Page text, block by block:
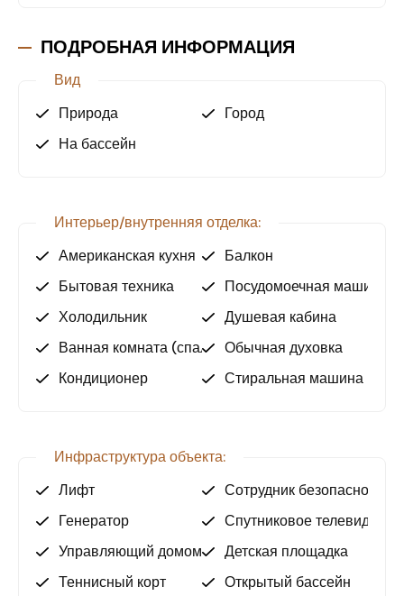
Современный интерьер, просторные комнаты и
идеальным вариантом для семейного
проживания или сдачи в аренду.
Инфраструктура жилого комплекса:
Теннисный корт
Фитнес-центрСауна
Турецкий хамам
Зона барбекю и пергола
Бар у бассейна
Круглосуточная охрана и служба ресепшн
Электрогенератор
Закрытая парковка
Управляющий комплексом
Преимущества местоположения:
1,1 км до моря
300 м до больницы
ПОДРОБНАЯ ИНФОРМАЦИЯ
Вид
Природа
Город
На бассейн
Интерьер/внутренняя отделка:
Американская кухня
Балкон
Бытовая техника
Посудомоечная машина
Холодильник
Душевая кабина
Ванная комната (спальня)Обычная духовка
Кондиционер
Стиральная машина
Инфраструктура объекта:
Лифт
Сотрудник безопасности
Генератор
Спутниковое телевидение
Управляющий домом
Детская площадка
Теннисный корт
Открытый бассейн